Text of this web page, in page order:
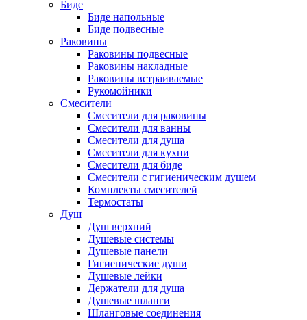
Биде
Биде напольные
Биде подвесные
Раковины
Раковины подвесные
Раковины накладные
Раковины встраиваемые
Рукомойники
Смесители
Смесители для раковины
Смесители для ванны
Смесители для душа
Смесители для кухни
Смесители для биде
Смесители с гигиеническим душем
Комплекты смесителей
Термостаты
Душ
Душ верхний
Душевые системы
Душевые панели
Гигиенические души
Душевые лейки
Держатели для душа
Душевые шланги
Шланговые соединения